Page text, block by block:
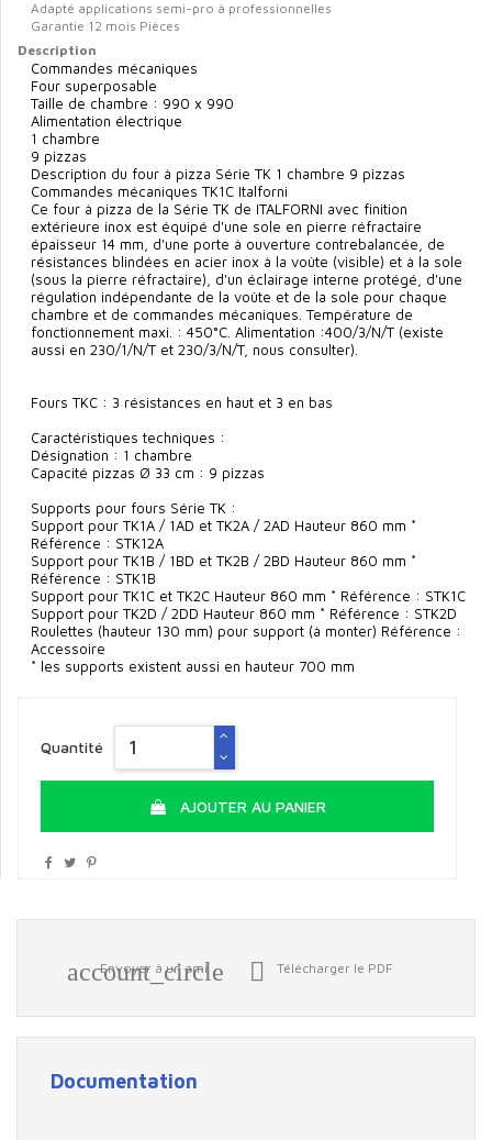
Adapté applications semi-pro à professionnelles
Garantie 12 mois Pièces
Description
Commandes mécaniques
Four superposable
Taille de chambre : 990 x 990
Alimentation électrique
1 chambre
9 pizzas
Description du four à pizza Série TK 1 chambre 9 pizzas
Commandes mécaniques TK1C Italforni
Ce four à pizza de la Série TK de ITALFORNI avec finition
extérieure inox est équipé d'une sole en pierre réfractaire
épaisseur 14 mm, d'une porte à ouverture contrebalancée, de
résistances blindées en acier inox à la voûte (visible) et à la sole
(sous la pierre réfractaire), d'un éclairage interne protégé, d'une
régulation indépendante de la voûte et de la sole pour chaque
chambre et de commandes mécaniques. Température de
fonctionnement maxi. : 450°C. Alimentation :400/3/N/T (existe
aussi en 230/1/N/T et 230/3/N/T, nous consulter).
Fours TKC : 3 résistances en haut et 3 en bas
Caractéristiques techniques :
Désignation : 1 chambre
Capacité pizzas Ø 33 cm : 9 pizzas
Supports pour fours Série TK :
Support pour TK1A / 1AD et TK2A / 2AD Hauteur 860 mm *
Référence : STK12A
Support pour TK1B / 1BD et TK2B / 2BD Hauteur 860 mm *
Référence : STK1B
Support pour TK1C et TK2C Hauteur 860 mm * Référence : STK1C
Support pour TK2D / 2DD Hauteur 860 mm * Référence : STK2D
Roulettes (hauteur 130 mm) pour support (à monter) Référence :
Accessoire
* les supports existent aussi en hauteur 700 mm
Quantité
AJOUTER AU PANIER
account_circle
Envoyer à un ami  Télécharger le PDF
Documentation